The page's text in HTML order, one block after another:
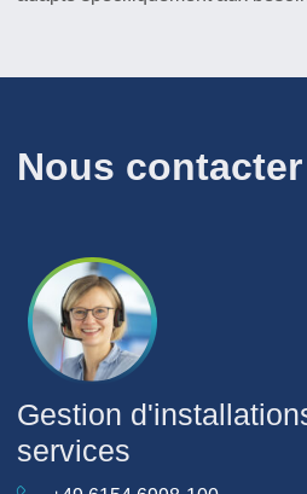
Nous contacter
Gestion
services